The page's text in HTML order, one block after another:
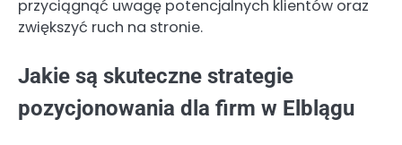
przyciągnąć uwagę potencjalnych klientów oraz
zwiększyć ruch na stronie.
Jakie są skuteczne strategie
pozycjonowania dla firm w Elblągu